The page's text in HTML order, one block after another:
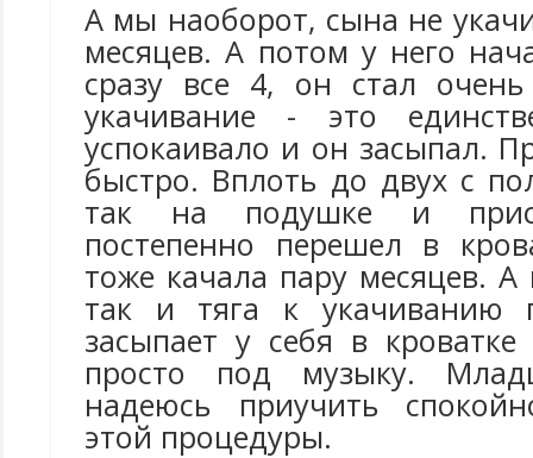
А мы наоборот, сына не
месяцев. А потом у него
сразу все 4, он стал
укачивание - это
успокаивало и он засыпал.
быстро. Вплоть до двух с
так на подушке и
постепенно перешел в
тоже качала пару месяцев.
так и тяга к укачиванию
засыпает у себя в
просто под музыку.
надеюсь приучить
этой процедуры.